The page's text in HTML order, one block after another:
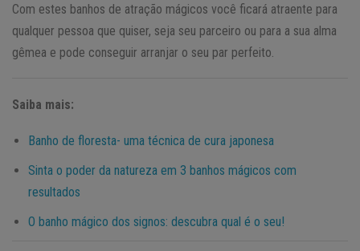
Com estes banhos de atração mágicos você ficará atraente para
qualquer pessoa que quiser, seja seu parceiro ou para a sua alma
gêmea e pode conseguir arranjar o seu par perfeito.
Saiba mais:
Banho de floresta- uma técnica de cura japonesa
Sinta o poder da natureza em 3 banhos mágicos com
resultados
O banho mágico dos signos: descubra qual é o seu!